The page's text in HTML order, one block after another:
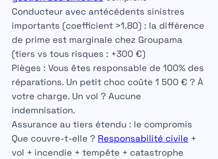
Conducteur avec antécédents sinistres
importants (coefficient >1.80) : la différence
de prime est marginale chez Groupama
(tiers vs tous risques : +300 €)
Pièges : Vous êtes responsable de 100% des
réparations. Un petit choc coûte 1 500 € ? À
votre charge. Un vol ? Aucune
indemnisation.
Assurance au tiers étendu : le compromis
Que couvre-t-elle ? Responsabilité civile +
vol + incendie + tempête + catastrophe